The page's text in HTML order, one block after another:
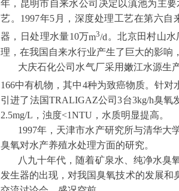
年，昆明市自来水公司决定以滇池为主
艺。 1997年5 月，深度处理工艺在第六自
器，日处理水量10万m3/d。北京田村山
理，在我国自来水行业产生了巨大的影
大庆石化公司水气厂采用嫩江水源生
166中有机物，其中4种为致癌物质。针对
引进了法国TRALIGAZ公司3台3kg/h臭氧
2.5mg/L ，浊度<1NTU ，水质明显提高。
1997年，天津市水产研究所与清华大
臭氧对水产养殖水处理方面的研究。
八九十年代，随着矿泉水、纯净水臭
发生器的出现，对我国臭氧技术的发展